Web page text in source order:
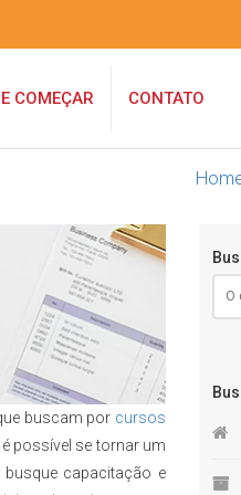
COMEÇAR CONTATO
buscam por cursos
possível se tornar um
busque capacitação e